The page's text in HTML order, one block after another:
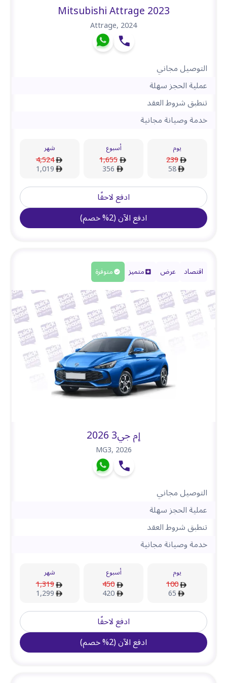
Mitsubishi Attrage 2023
Attrage,2024
التوصيل مجاني
عملية الحجز سهلة
تنطبق شروط العقد
خدمة وصيانة مجانية
يوم
239
58
أسبوع
1,655
356
شهر
4,524
1,019
ادفع لاحقًا
ادفع الآن(
2
%خصم)
اقتصاد عرض متميز متوفرة
إم جي3 2026
MG3,2026
التوصيل مجاني
عملية الحجز سهلة
تنطبق شروط العقد
خدمة وصيانة مجانية
يوم
100
65
أسبوع
450
420
شهر
1,319
1,299
ادفع لاحقًا
ادفع الآن(
2
%خصم)